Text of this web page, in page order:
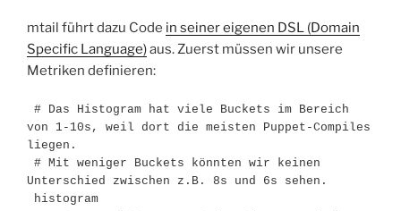
mtail führt dazu Code in seiner eigenen DSL (Domain
Specific Language)aus. Zuerst müssen wir unsere
Metriken definieren:
von 1-10s, weil dort die meisten Puppet-Compiles
liegen.
Unterschied zwischen z.B. 8s und 6s sehen.